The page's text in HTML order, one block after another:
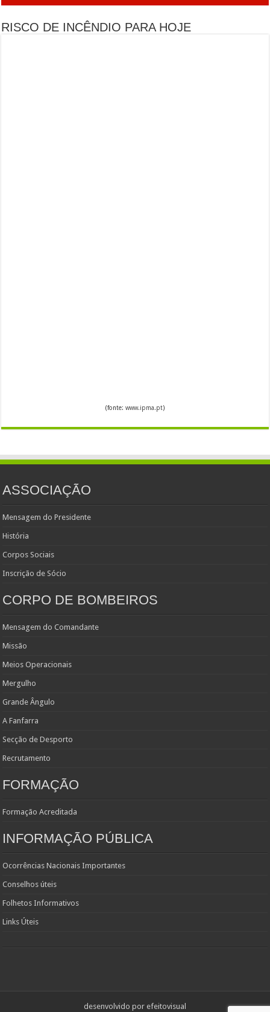
RISCO DE INCÊNDIO PARA HOJE
(fonte: www.ipma.pt)
ASSOCIAÇÃO
Mensagem do Presidente
História
Corpos Sociais
Inscrição de Sócio
CORPO DE BOMBEIROS
Mensagem do Comandante
Missão
Meios Operacionais
Mergulho
Grande Ângulo
A Fanfarra
Secção de Desporto
Recrutamento
FORMAÇÃO
Formação Acreditada
INFORMAÇÃO PÚBLICA
Ocorrências Nacionais Importantes
Conselhos úteis
Folhetos Informativos
Links Úteis
desenvolvido por efeitovisual